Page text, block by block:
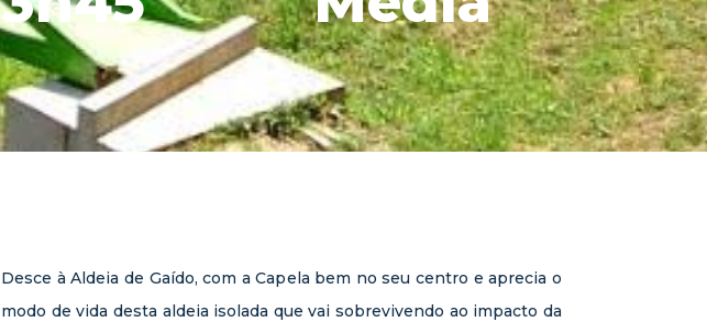
Desce à Aldeia de Gaído, com a Capela bem no seu centro e aprecia o
modo de vida desta aldeia isolada que vai sobrevivendo ao impacto da